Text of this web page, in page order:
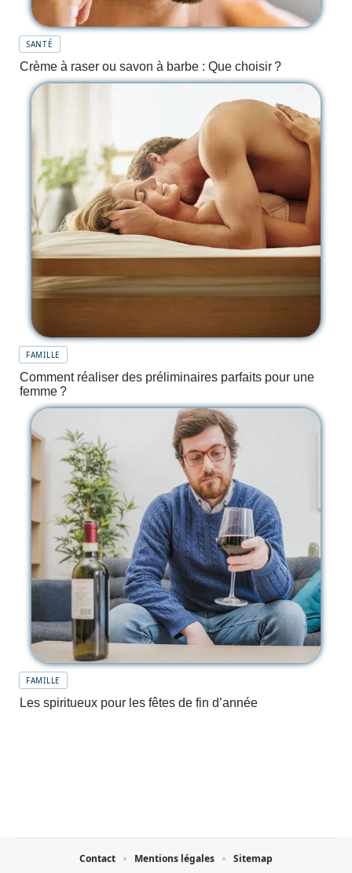
SANTÉ
Crème à raser ou savon à barbe : Que choisir ?
FAMILLE
Comment réaliser des préliminaires parfaits pour une
femme ?
FAMILLE
Les spiritueux pour les fêtes de fin d’année
Contact Mentions légales Sitemap